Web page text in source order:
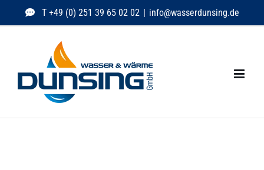
Inhalt
T +49 (0) 251 39 65 02 02 | info@wasserdunsing.de